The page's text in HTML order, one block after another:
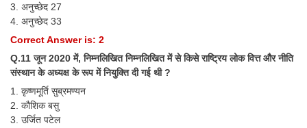
3. अनुच्छेद 27
4. अनुच्छेद 33
Correct Answer is: 2
Q.11 जून 2020 में, निम्नलिखित निम्नलिखित में से किसे राष्ट्रिय लोक वित्त और नीति
संस्थान के अध्यक्ष के रूप में नियुक्ति दी गई थी ?
1. कृष्णमूर्ति सुब्रमण्यन
2. कौशिक बसु
3. उर्जित पटेल